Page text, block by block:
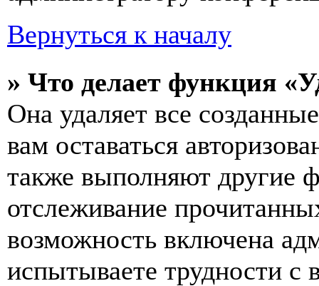
Вернуться к началу
» Что делает функция
Она удаляет все
вам оставаться
также выполняют другие
отслеживание
возможность включена
испытываете трудности с